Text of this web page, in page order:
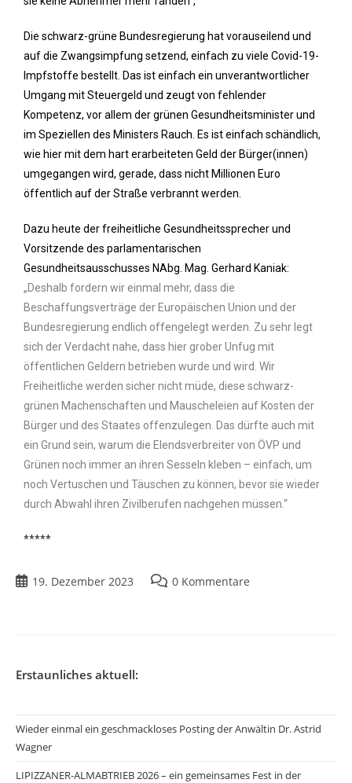
Die schwarz-grüne Bundesregierung hat vorauseilend und
auf die Zwangsimpfung setzend, einfach zu viele Covid-19-
Impfstoffe bestellt. Das ist einfach ein unverantwortlicher
Umgang mit Steuergeld und zeugt von fehlender
Kompetenz, vor allem der grünen Gesundheitsminister und
im Speziellen des Ministers Rauch. Es ist einfach schändlich,
wie hier mit dem hart erarbeiteten Geld der Bürger(innen)
umgegangen wird, gerade, dass nicht Millionen Euro
öffentlich auf der Straße verbrannt werden.
Dazu heute der freiheitliche Gesundheitssprecher und
Vorsitzende des parlamentarischen
Gesundheitsausschusses NAbg. Mag. Gerhard Kaniak:
„Deshalb fordern wir einmal mehr, dass die
Beschaffungsverträge der Europäischen Union und der
Bundesregierung endlich offengelegt werden. Zu sehr legt
sich der Verdacht nahe, dass hier grober Unfug mit
öffentlichen Geldern betrieben wurde und wird. Wir
Freiheitliche werden sicher nicht müde, diese schwarz-
grünen Machenschaften und Mauscheleien auf Kosten der
Bürger und des Staates offenzulegen. Das dürfte auch mit
ein Grund sein, warum die Elendsverbreiter von ÖVP und
Grünen noch immer an ihren Sesseln kleben – einfach, um
noch Vertuschen und Täuschen zu können, bevor sie wieder
durch Abwahl ihren Zivilberufen nachgehen müssen.“
*****
19. Dezember 2023 0 Kommentare
Erstaunliches aktuell:
Wieder einmal ein geschmackloses Posting der Anwältin Dr. Astrid
Wagner
LIPIZZANER-ALMABTRIEB 2026 – ein gemeinsames Fest in der